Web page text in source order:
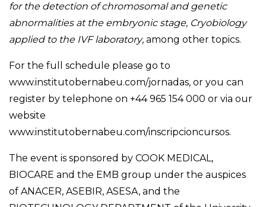
for the detection of chromosomal and genetic
abnormalities at the embryonic stage, Cryobiology
applied to the IVF laboratory, among other topics.
For the full schedule please go to
www.institutobernabeu.com/jornadas, or you can
register by telephone on +44 965 154 000 or via our
website
www.institutobernabeu.com/inscripcioncursos.
The event is sponsored by COOK MEDICAL,
BIOCARE and the EMB group under the auspices
of ANACER, ASEBIR, ASESA, and the